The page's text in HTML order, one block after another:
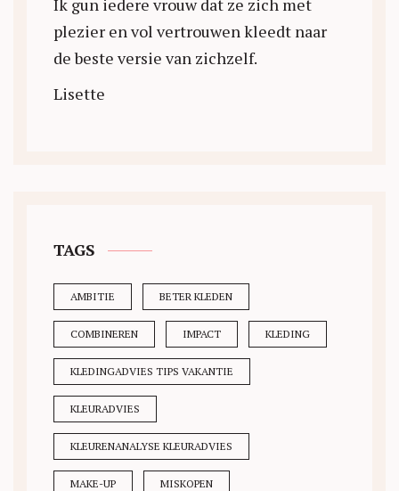
plezier en vol vertrouwen kleedt naar
de beste versie van zichzelf.
Lisette
TAGS
AMBITIE BETER KLEDEN
COMBINEREN IMPACT KLEDING
KLEDINGADVIES TIPS VAKANTIE
KLEURADVIES
KLEURENANALYSE KLEURADVIES
MAKE-UP MISKOPEN